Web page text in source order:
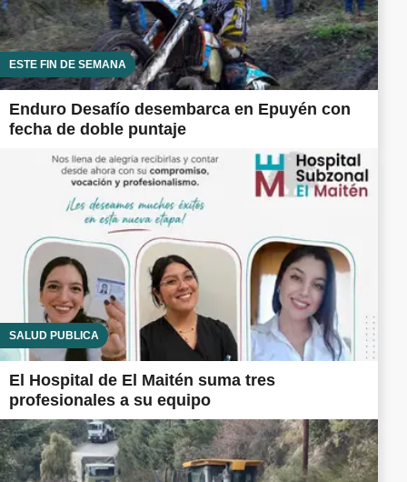
ESTE FIN DE SEMANA
Enduro Desafío desembarca en Epuyén con
fecha de doble puntaje
SALUD PÚBLICA
El Hospital de El Maitén suma tres
profesionales a su equipo